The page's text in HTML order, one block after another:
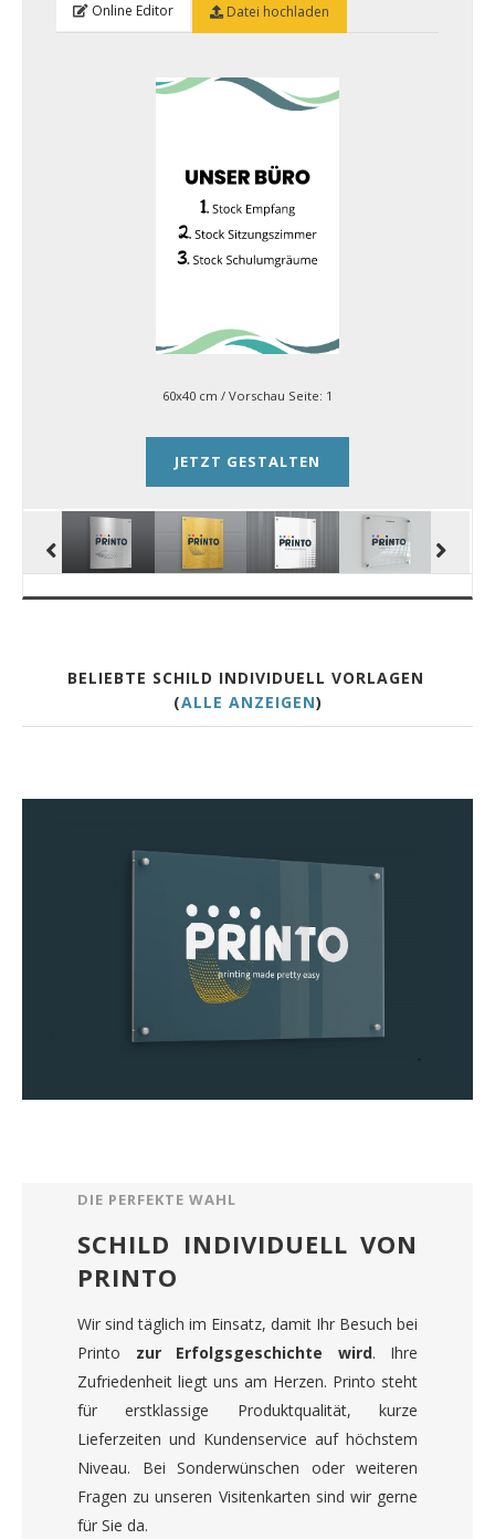
Online Editor Datei hochladen
60x40 cm / Vorschau Seite: 1
JETZT GESTALTEN
BELIEBTE SCHILD INDIVIDUELL VORLAGEN
(ALLE ANZEIGEN)
DIE PERFEKTE WAHL
SCHILD INDIVIDUELL VON
PRINTO
Wir sind täglich im Einsatz, damit Ihr Besuch bei
Printo zur Erfolgsgeschichte wird. Ihre
Zufriedenheit liegt uns am Herzen. Printo steht
für erstklassige Produktqualität, kurze
Lieferzeiten und Kundenservice auf höchstem
Niveau. Bei Sonderwünschen oder weiteren
Fragen zu unseren Visitenkarten sind wir gerne
für Sie da.